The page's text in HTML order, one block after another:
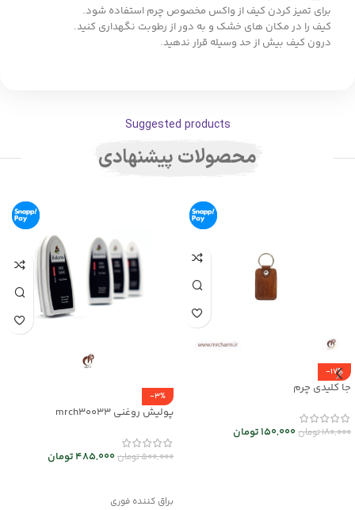
برای تمیز کردن کیف از واکس مخصوص چرم استفاده شود.
کیف را در مکان های خشک و به دور از رطوبت نگهداری کنید.
درون کیف بیش از حد وسیله قرار ندهید.
Suggested products
محصولات پیشنهادی
-17%
جا کلیدی چرم
180,000تومان150,000تومان
-3%
پولیش روغنی mrch30033
500,000تومان485,000تومان
براق کننده فوری